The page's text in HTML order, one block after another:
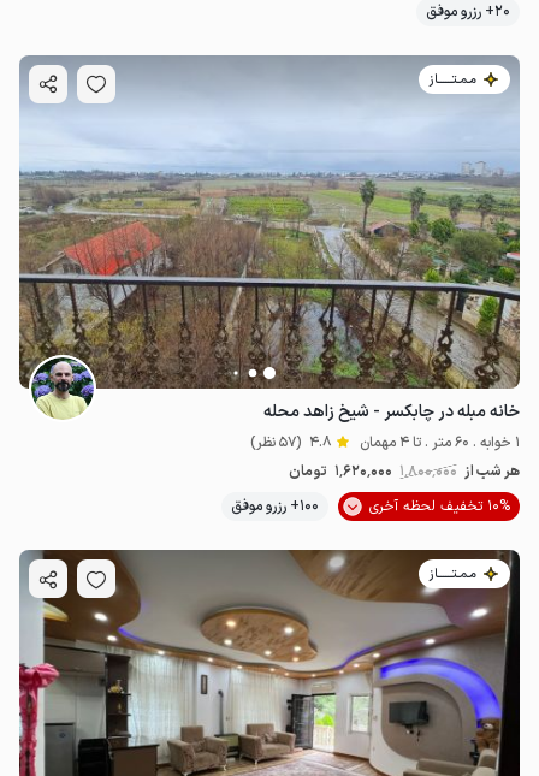
2.7میلیون ت 4.7 3.6میلیون ت 5
20+ رزرو موفق
مـمـتــــــاز
خانه مبله در چابکسر - شیخ زاهد محله
1 خوابه . 60 متر . تا 4 مهمان 4.8 (57 نظر)
هر شب از 1٬800٬000 1٬620٬000 تومان
10% تخفیف لحظه آخری
100+ رزرو موفق
مـمـتــــــاز